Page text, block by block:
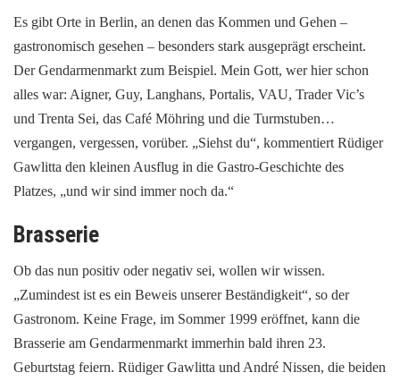
Es gibt Orte in Berlin, an denen das Kommen und Gehen –
gastronomisch gesehen – besonders stark ausgeprägt erscheint.
Der Gendarmenmarkt zum Beispiel. Mein Gott, wer hier schon
alles war: Aigner, Guy, Langhans, Portalis, VAU, Trader Vic’s
und Trenta Sei, das Café Möhring und die Turmstuben…
vergangen, vergessen, vorüber. „Siehst du“, kommentiert Rüdiger
Gawlitta den kleinen Ausflug in die Gastro-Geschichte des
Platzes, „und wir sind immer noch da.“
Brasserie
Ob das nun positiv oder negativ sei, wollen wir wissen.
„Zumindest ist es ein Beweis unserer Beständigkeit“, so der
Gastronom. Keine Frage, im Sommer 1999 eröffnet, kann die
Brasserie am Gendarmenmarkt immerhin bald ihren 23.
Geburtstag feiern. Rüdiger Gawlitta und André Nissen, die beiden